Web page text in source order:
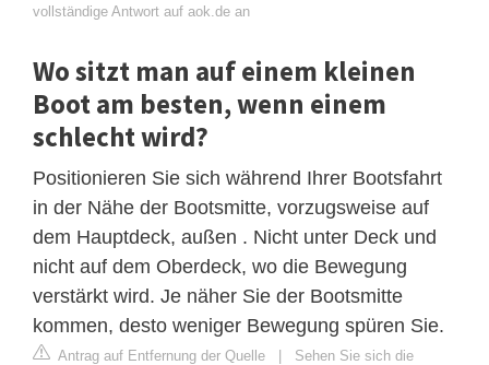
vollständige Antwort auf aok.de an
Wo sitzt man auf einem kleinen
Boot am besten, wenn einem
schlecht wird?
Positionieren Sie sich während Ihrer Bootsfahrt
in der Nähe der Bootsmitte, vorzugsweise auf
dem Hauptdeck, außen . Nicht unter Deck und
nicht auf dem Oberdeck, wo die Bewegung
verstärkt wird. Je näher Sie der Bootsmitte
kommen, desto weniger Bewegung spüren Sie.
Antrag auf Entfernung der Quelle | Sehen Sie sich die